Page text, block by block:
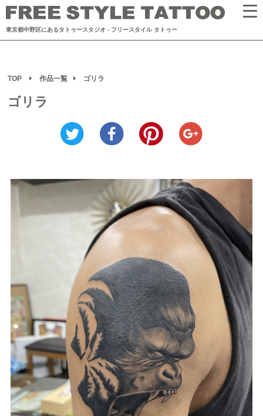
東京都中野区にあるタトゥースタジオ - フリースタイル タトゥー
TOP 作品一覧 ゴリラ
ゴリラ